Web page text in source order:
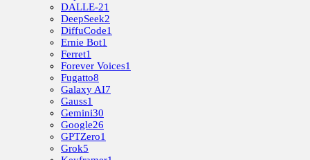
DALLE-21
DeepSeek2
DiffuCode1
Ernie Bot1
Ferret1
Forever Voices1
Fugatto8
Galaxy AI7
Gauss1
Gemini30
Google26
GPTZero1
Grok5